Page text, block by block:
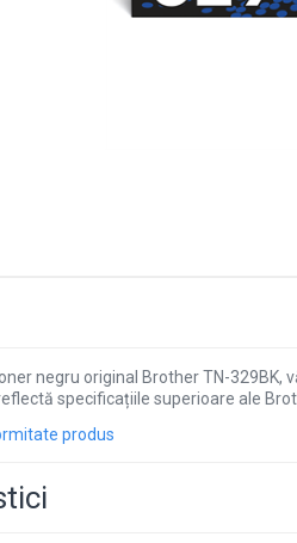
negru original Brother TN-
specificațiile superioare ale
produs